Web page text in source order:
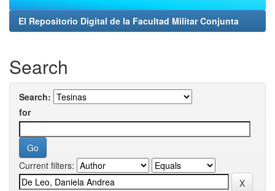
El Repositorio Digital de la Facultad Militar Conjunta
Search
Search:
for
Current filters: